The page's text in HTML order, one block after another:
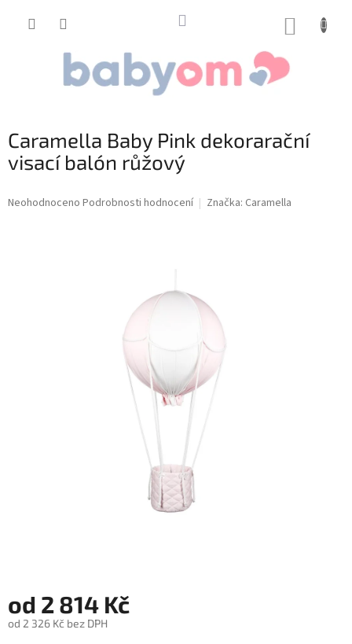
Caramella Baby Pink dekorarační
visací balón růžový
Průměrné
Neohodnoceno Podrobnosti hodnocení Značka: Caramella
od 2 814 Kč
od 2 326 Kč bez DPH